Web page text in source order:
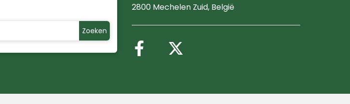
Zoeken
2800 Mechelen Zuid, België
Volg ons op Facebook